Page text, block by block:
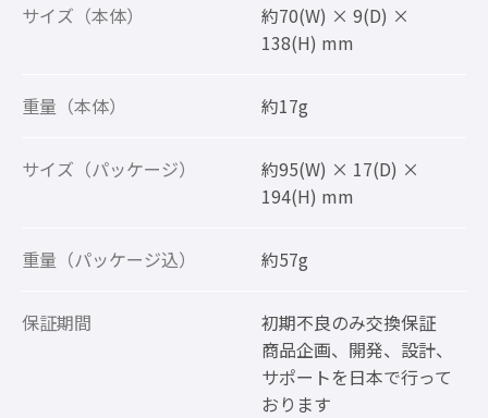
サイズ（本体）
約70(W) × 9(D) ×
138(H) mm
重量（本体） 約17g
サイズ（パッケージ）
約95(W) × 17(D) ×
194(H) mm
重量（パッケージ込） 約57g
保証期間
初期不良のみ交換保証
商品企画、開発、設計、
サポートを日本で行って
おります